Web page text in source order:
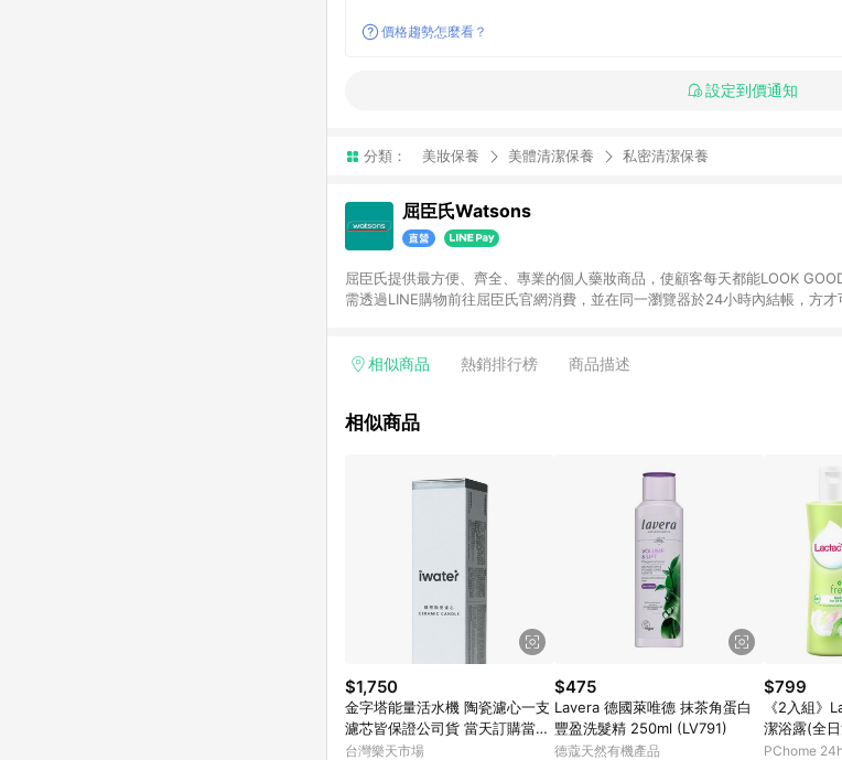
價格趨勢怎麼看？
設定到價通知
分類： 美妝保養 美體清潔保養 私密清潔保養
屈臣氏Watsons
屈臣氏提供最方便、齊全、專業的個人藥妝商品，使顧客每天都能LOOK
需透過LINE購物前往屈臣氏官網消費，並在同一瀏覽器於24小時內結帳，方
前後發送。5.屈臣氏保留365天訂單記錄，相關問題請於保留時間內聯絡客服
相似商品 熱銷排行榜 商品描述
相似商品
$1,750
金字塔能量活水機 陶瓷濾心一支
濾芯皆保證公司貨 當天訂購當日
出貨
台灣樂天市場
$475
Lavera 德國萊唯德 抹茶角蛋白
豐盈洗髮精 250ml (LV791)
德蔻天然有機產品
$799
《2入組》
潔浴露(全
PChome